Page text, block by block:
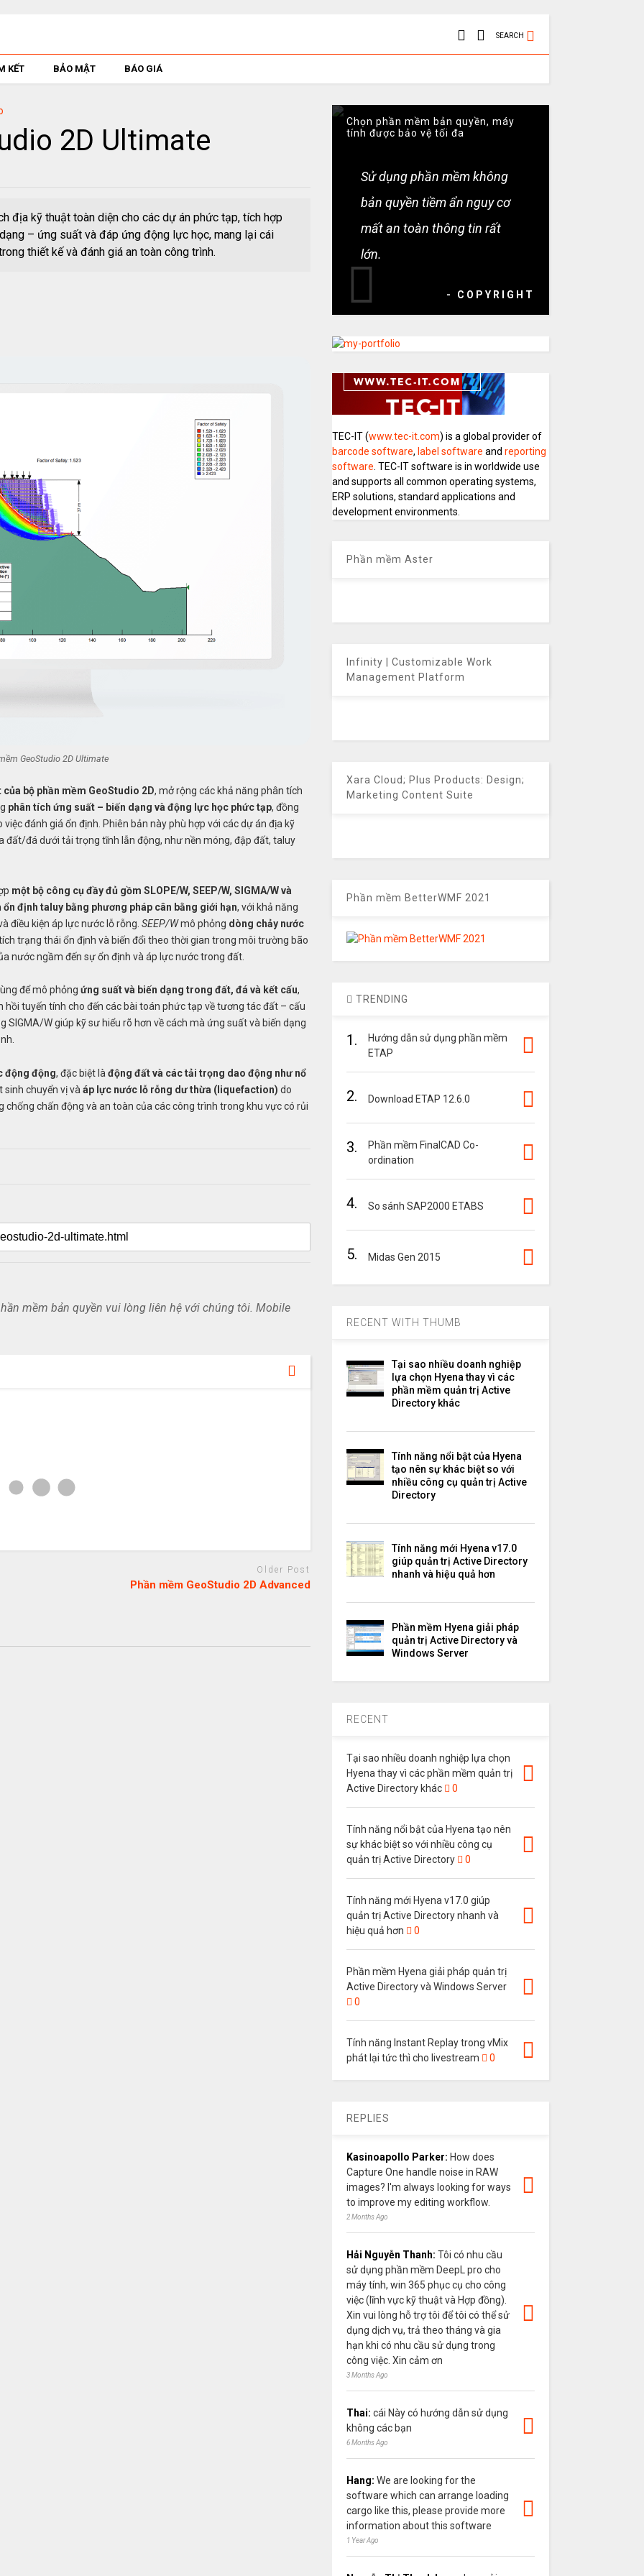
SEARCH
KẾT BẢO MẬT BÁO GIÁ
2D Ultimate
địa kỹ thuật toàn diện cho các dự án phức tạp, tích hợp
– ứng suất và đáp ứng động lực học, mang lại cái
thiết kế và đánh giá an toàn công trình.
GeoStudio 2D Ultimate
của bộ phần mềm GeoStudio 2D, mở rộng các khả năng phân tích
phân tích ứng suất – biến dạng và động lực học phức tạp, đồng
đánh giá ổn định. Phiên bản này phù hợp với các dự án địa kỹ
đất/đá dưới tải trọng tĩnh lẫn động, như nền móng, đập đất, taluy
một bộ công cụ đầy đủ gồm SLOPE/W, SEEP/W, SIGMA/W và
ổn định taluy bằng phương pháp cân bằng giới hạn, với khả năng
điều kiện áp lực nước lỗ rỗng. SEEP/Wmô phỏng dòng chảy nước
trạng thái ổn định và biến đổi theo thời gian trong môi trường bão
nước ngầm đến sự ổn định và áp lực nước trong đất.
để mô phỏng ứng suất và biến dạng trong đất, đá và kết cấu,
tuyến tính cho đến các bài toán phức tạp về tương tác đất – cấu
SIGMA/W giúp kỹ sư hiểu rõ hơn về cách mà ứng suất và biến dạng
động động, đặc biệt làđộng đất và các tải trọng dao động như nổ
sinh chuyển vị vàáp lực nước lỗ rỗng dư thừa (liquefaction) do
chống chấn động và an toàn của các công trình trong khu vực có rủi
mềm bản quyền vui lòng liên hệ với chúng tôi. Mobile
Older Post
Phần mềm GeoStudio 2D Advanced
Chọn phần mềm bản quyền, máy
tính được bảo vệ tối đa
Sử dụng phần mềm không
bản quyền tiềm ẩn nguy cơ
mất an toàn thông tin rất
lớn.
- COPYRIGHT
TEC-IT (www.tec-it.com) is a global provider of
barcode software, label software and reporting
software . TEC-IT software is in worldwide use
and supports all common operating systems,
ERP solutions, standard applications and
development environments.
Phần mềm Aster
Infinity | Customizable Work
Management Platform
Xara Cloud; Plus Products: Design;
Marketing Content Suite
Phần mềm BetterWMF 2021
TRENDING
1.
Hướng dẫn sử dụng phần mềm
ETAP
2. Download ETAP 12.6.0
3.
Phần mềm FinalCAD Co-
ordination
4. So sánh SAP2000 ETABS
5. Midas Gen 2015
RECENT WITH THUMB
Tại sao nhiều doanh nghiệp
lựa chọn Hyena thay vì các
phần mềm quản trị Active
Directory khác
Tính năng nổi bật của Hyena
tạo nên sự khác biệt so với
nhiều công cụ quản trị Active
Directory
Tính năng mới Hyena v17.0
giúp quản trị Active Directory
nhanh và hiệu quả hơn
Phần mềm Hyena giải pháp
quản trị Active Directory và
Windows Server
RECENT
Tại sao nhiều doanh nghiệp lựa chọn
Hyena thay vì các phần mềm quản trị
Active Directory khác
0
Tính năng nổi bật của Hyena tạo nên
sự khác biệt so với nhiều công cụ
quản trị Active Directory
0
Tính năng mới Hyena v17.0 giúp
quản trị Active Directory nhanh và
hiệu quả hơn
0
Phần mềm Hyena giải pháp quản trị
Active Directory và Windows Server
0
Tính năng Instant Replay trong vMix
phát lại tức thì cho livestream
0
REPLIES
Kasinoapollo Parker: How does
Capture One handle noise in RAW
images? I'm always looking for ways
to improve my editing workflow.
2 Months Ago
Hải Nguyễn Thanh: Tôi có nhu cầu
sử dụng phần mềm DeepL pro cho
máy tính, win 365 phục cụ cho công
việc (lĩnh vực kỹ thuật và Hợp đồng).
Xin vui lòng hỗ trợ tôi để tôi có thể sử
dụng dịch vụ, trả theo tháng và gia
hạn khi có nhu cầu sử dụng trong
công việc. Xin cảm ơn
3 Months Ago
Thai: cái Này có hướng dẫn sử dụng
không các bạn
6 Months Ago
Hang: We are looking for the
software which can arrange loading
cargo like this, please provide more
information about this software
1 Year Ago